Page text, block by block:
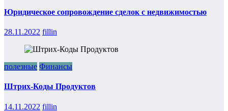
Юридическое сопровождение сделок с недвижимостью
28.11.2022 fillin
полезные Финансы
Штрих-Коды Продуктов
14.11.2022 fillin